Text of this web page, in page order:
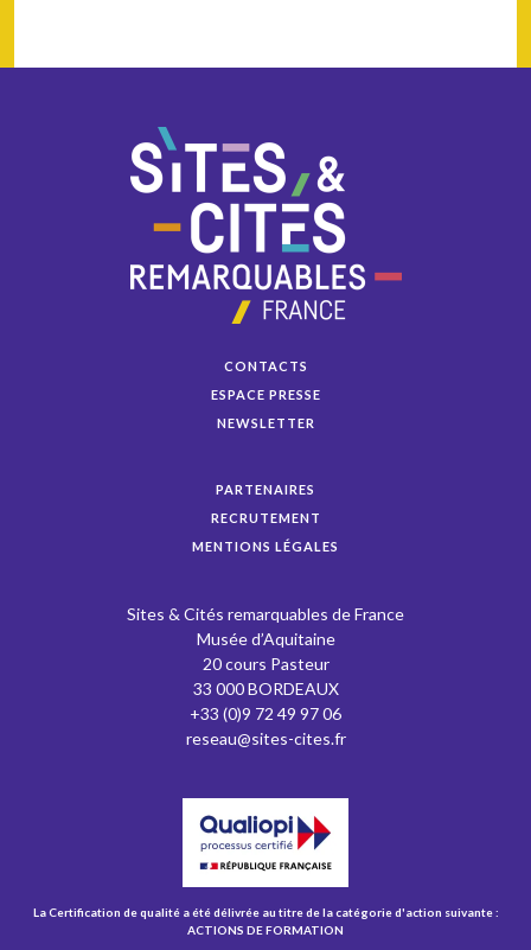
CONTACTS
ESPACE PRESSE
NEWSLETTER
PARTENAIRES
RECRUTEMENT
MENTIONS LÉGALES
Sites & Cités remarquables de France
Musée d’Aquitaine
20 cours Pasteur
33 000 BORDEAUX
+33 (0)9 72 49 97 06
reseau@sites-cites.fr
La Certification de qualité a été délivrée au titre de la catégorie d'action suivante :
ACTIONS DE FORMATION